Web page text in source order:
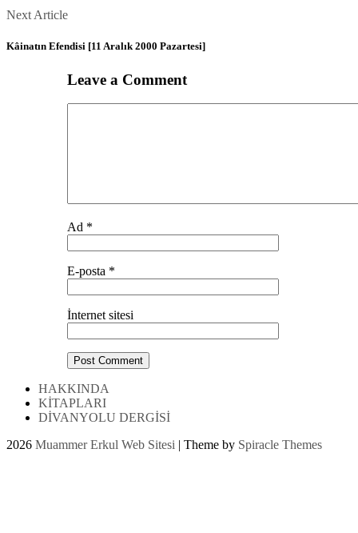
Next ArticleNext
Kâinatın Efendisi [11 Aralık 2000 Pazartesi]
Leave a Comment
Ad *
E-posta *
İnternet sitesi
HAKKINDA
KİTAPLARI
DİVANYOLU DERGİSİ
2026 Muammer Erkul Web Sitesi | Theme by Spiracle Themes